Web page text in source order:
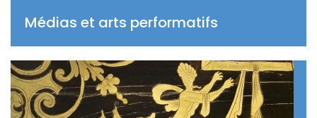
Médias et arts performatifs